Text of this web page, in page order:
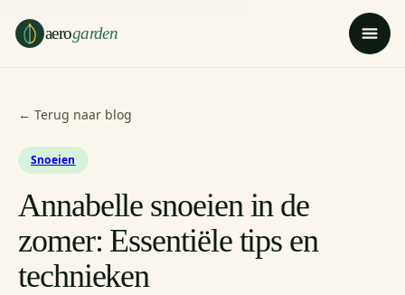
aerogarden
← Terug naar blog
Snoeien
Annabelle snoeien in de
zomer: Essentiële tips en
technieken